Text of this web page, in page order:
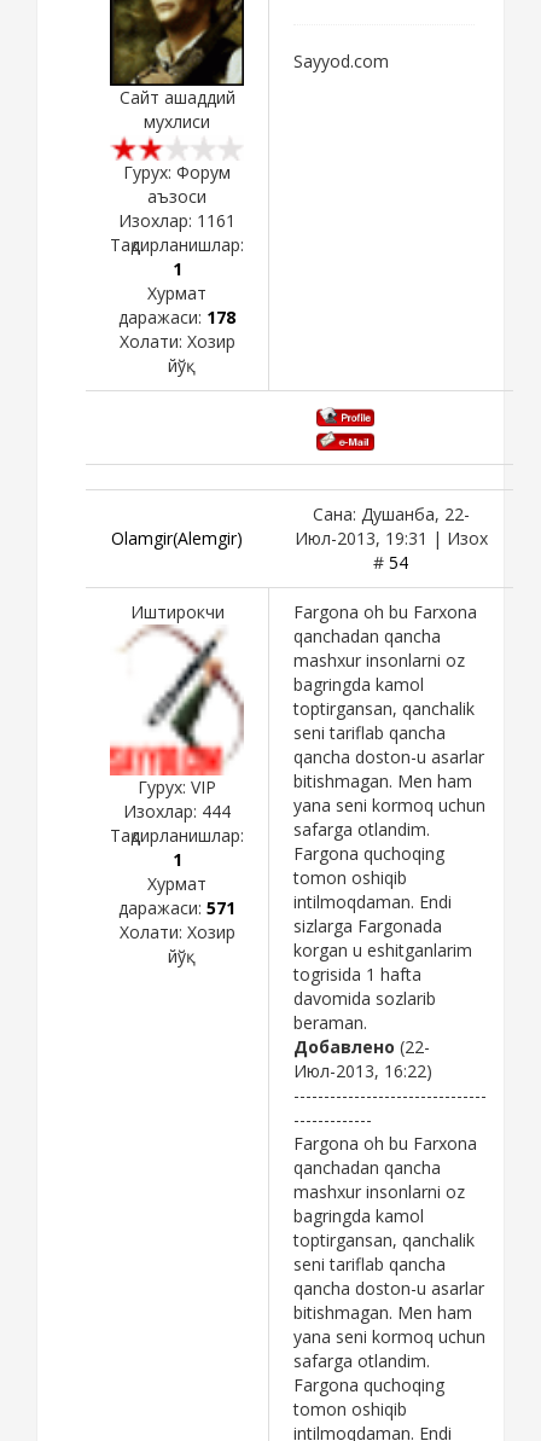
Сайт ашаддий
мухлиси
Гурух: Форум
аъзоси
Изохлар: 1161
Тақдирланишлар:
1
Хурмат
даражаси: 178
Холати: Хозир
йўқ
Sayyod.com
Olamgir(Alemgir)
Сана: Душанба, 22-
Июл-2013, 19:31 | Изох
# 54
Иштирокчи
Гурух: VIP
Изохлар: 444
Тақдирланишлар:
1
Хурмат
даражаси: 571
Холати: Хозир
йўқ
Fargona oh bu Farxona
qanchadan qancha
mashxur insonlarni oz
bagringda kamol
toptirgansan, qanchalik
seni tariflab qancha
qancha doston-u asarlar
bitishmagan. Men ham
yana seni kormoq uchun
safarga otlandim.
Fargona quchoqing
tomon oshiqib
intilmoqdaman. Endi
sizlarga Fargonada
korgan u eshitganlarim
togrisida 1 hafta
davomida sozlarib
beraman.
Добавлено (22-
Июл-2013, 16:22)
--------------------------------
-------------
Fargona oh bu Farxona
qanchadan qancha
mashxur insonlarni oz
bagringda kamol
toptirgansan, qanchalik
seni tariflab qancha
qancha doston-u asarlar
bitishmagan. Men ham
yana seni kormoq uchun
safarga otlandim.
Fargona quchoqing
tomon oshiqib
intilmoqdaman. Endi